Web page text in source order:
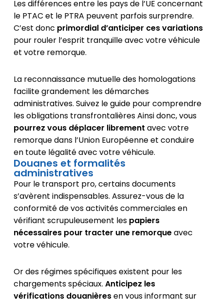
Les différences entre les pays de l’UE concernant
le PTAC et le PTRA peuvent parfois surprendre.
C’est donc primordial d’anticiper ces variations
pour rouler l’esprit tranquille avec votre véhicule
et votre remorque.
La reconnaissance mutuelle des homologations
facilite grandement les démarches
administratives. Suivez le guide pour comprendre
les obligations transfrontalières Ainsi donc, vous
pourrez vous déplacer librement avec votre
remorque dans l’Union Européenne et conduire
en toute légalité avec votre véhicule.
Douanes et formalités
administratives
Pour le transport pro, certains documents
s’avèrent indispensables. Assurez-vous de la
conformité de vos activités commerciales en
vérifiant scrupuleusement les papiers
nécessaires pour tracter une remorqueavec
votre véhicule.
Or des régimes spécifiques existent pour les
chargements spéciaux. Anticipez les
vérifications douanièresen vous informant sur